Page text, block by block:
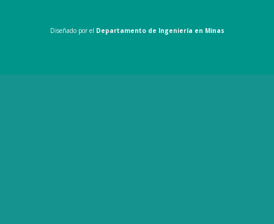
Diseñado por el Departamento de Ingeniería en Minas